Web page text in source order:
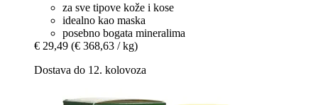
za sve tipove kože i kose
idealno kao maska
posebno bogata mineralima
€ 29,49 (€ 368,63 / kg)
Dostava do 12. kolovoza